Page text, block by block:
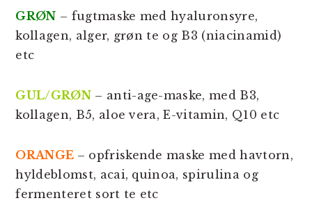
GRØN – fugtmaske med hyaluronsyre,
kollagen, alger, grøn te og B3 (niacinamid)
etc
GUL/GRØN– anti-age-maske, med B3,
kollagen, B5, aloe vera, E-vitamin, Q10 etc
ORANGE – opfriskende maske med havtorn,
hyldeblomst, acai, quinoa, spirulina og
fermenteret sort te etc